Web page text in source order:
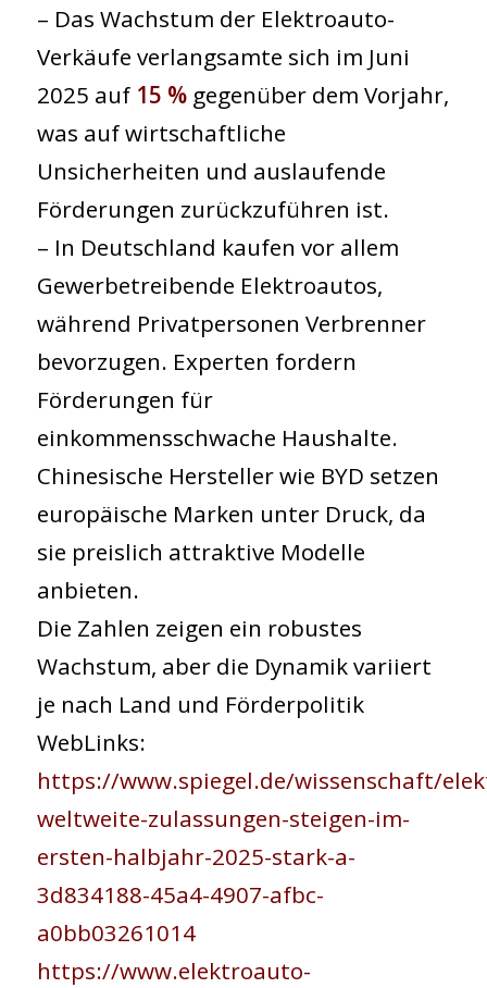
– Das Wachstum der Elektroauto-
Verkäufe verlangsamte sich im Juni
2025 auf 15 %gegenüber dem Vorjahr,
was auf wirtschaftliche
Unsicherheiten und auslaufende
Förderungen zurückzuführen ist.
– In Deutschland kaufen vor allem
Gewerbetreibende Elektroautos,
während Privatpersonen Verbrenner
bevorzugen. Experten fordern
Förderungen für
einkommensschwache Haushalte.
Chinesische Hersteller wie BYD setzen
europäische Marken unter Druck, da
sie preislich attraktive Modelle
anbieten.
Die Zahlen zeigen ein robustes
Wachstum, aber die Dynamik variiert
je nach Land und Förderpolitik
WebLinks:
https://www.spiegel.de/wissenschaft/
weltweite-zulassungen-steigen-im-
ersten-halbjahr-2025-stark-a-
3d834188-45a4-4907-afbc-
a0bb03261014
https://www.elektroauto-